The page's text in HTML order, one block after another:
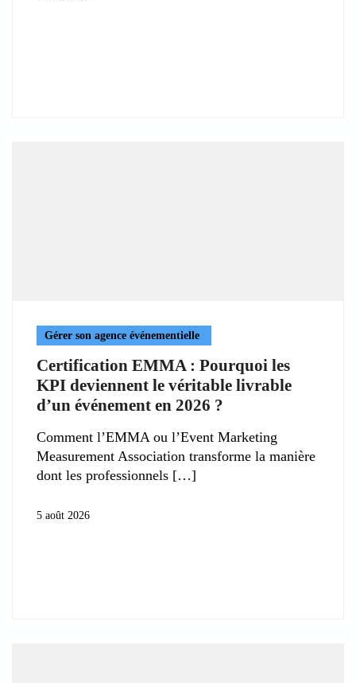
Gérer son agence événementielle
Certification EMMA : Pourquoi les
KPI deviennent le véritable livrable
d’un événement en 2026 ?
Comment l’EMMA ou l’Event Marketing
Measurement Association transforme la manière
dont les professionnels
5 août 2026